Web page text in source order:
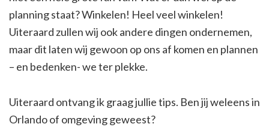
planning staat? Winkelen! Heel veel winkelen!
Uiteraard zullen wij ook andere dingen ondernemen,
maar dit laten wij gewoon op ons af komen en plannen
– en bedenken- we ter plekke.
Uiteraard ontvang ik graag jullie tips. Ben jij weleens in
Orlando of omgeving geweest?